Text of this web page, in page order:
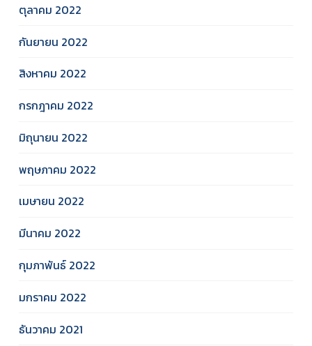
ตุลาคม 2022
กันยายน 2022
สิงหาคม 2022
กรกฎาคม 2022
มิถุนายน 2022
พฤษภาคม 2022
เมษายน 2022
มีนาคม 2022
กุมภาพันธ์ 2022
มกราคม 2022
ธันวาคม 2021